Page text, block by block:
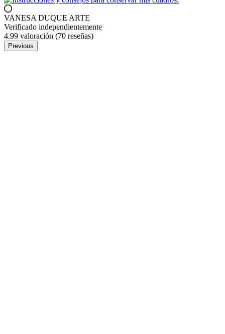
VANESA DUQUE ARTE
Verificado independientemente
4.99 valoración (70 reseñas)
Previous